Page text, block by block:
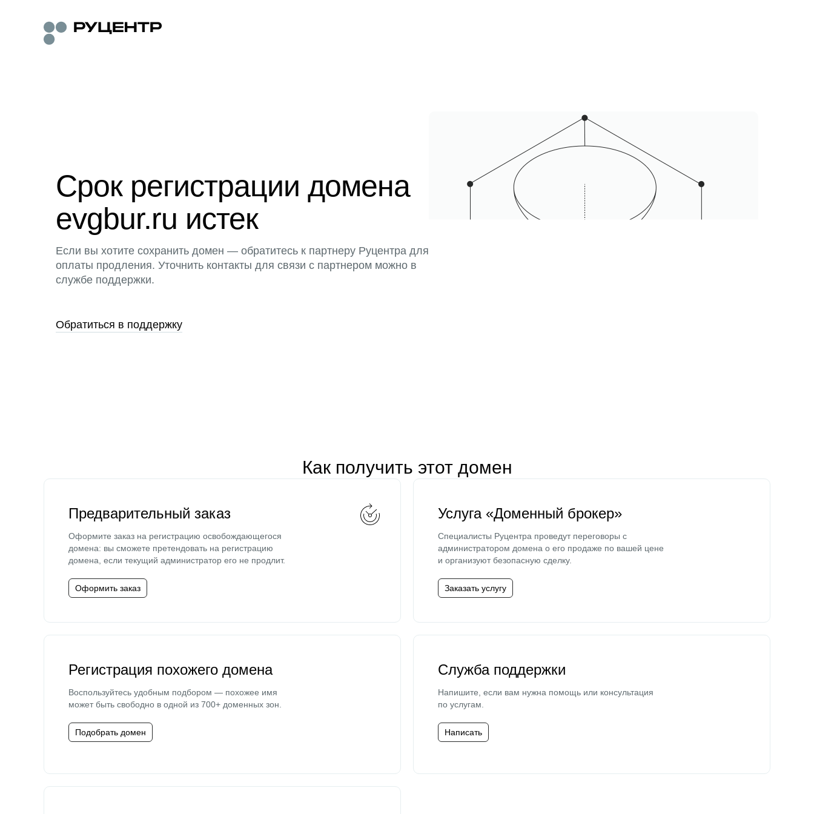
Срок регистрации домена
evgbur.ru истек
Если вы хотите сохранить домен — обратитесь к партнеру Руцентра для
оплаты продления. Уточнить контакты для связи с партнером можно в
службе поддержки.
Обратиться в поддержку
Как получить этот домен
Предварительный заказ
Оформите заказ на регистрацию освобождающегося
домена: вы сможете претендовать на регистрацию
домена, если текущий администратор его не продлит.
Оформить заказ
Услуга «Доменный брокер»
Специалисты Руцентра проведут переговоры с
администратором домена о его продаже по вашей цене
и организуют безопасную сделку.
Заказать услугу
Регистрация похожего домена
Воспользуйтесь удобным подбором — похожее имя
может быть свободно в одной из 700+ доменных зон.
Подобрать домен
Служба поддержки
Напишите, если вам нужна помощь или консультация
по услугам.
Написать